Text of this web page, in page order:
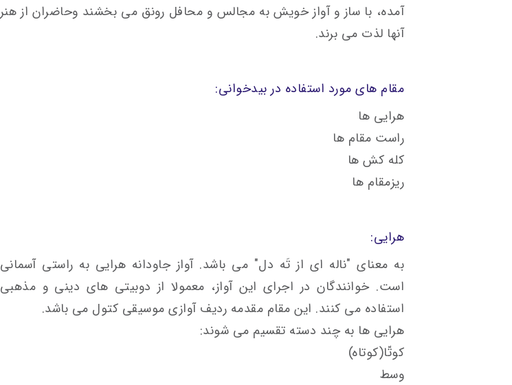
آمده، با ساز و آواز خویش به مجالس و محافل رونق می بخشند وحاضران از هنر
آنها لذت می برند.
مقام های مورد استفاده در بیدخوانی:
هرایی ها
راست مقام ها
کله کش ها
ریزمقام ها
هرایی:
به معنای "ناله ای از تَه دل" می باشد. آواز جاودانه هرایی به راستی آسمانی
است. خوانندگان در اجرای این آواز، معمولا از دوبیتی های دینی و مذهبی
استفاده می کنند. این مقام مقدمه ردیف آوازی موسیقی کتول می باشد.
هرایی ها به چند دسته تقسیم می شوند:
کوتّا(کوتاه)
وسط